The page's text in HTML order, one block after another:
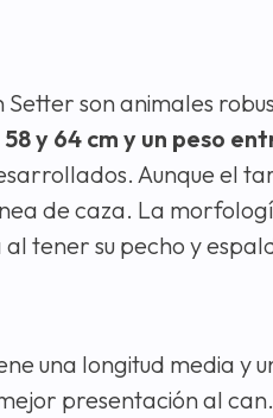
son animales
y 64 cm y un peso
Aunque el
de caza. La
tener su pecho y
una longitud media
presentación al